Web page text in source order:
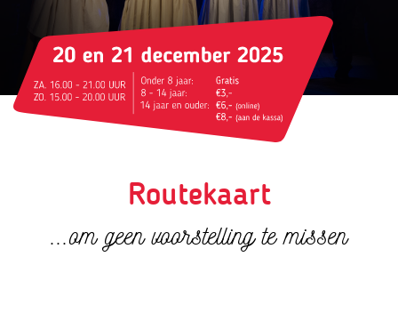
Routekaart
...om geen voorstelling te missen